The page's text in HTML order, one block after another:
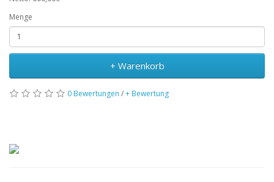
Menge
+ Warenkorb
0 Bewertungen /+ Bewertung